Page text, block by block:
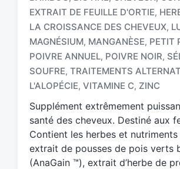
T
a
g
e
d
w
t
h
EXTRAIT DE FEUILLE D'ORTIE,
LA CROISSANCE DES CHEVEUX,
MAGNÉSIUM, MANGANÈSE, PETIT
POIVRE ANNUEL, POIVRE NOIR,
SOUFRE, TRAITEMENTS
L'ALOPÉCIE, VITAMINE C, ZINC
Supplément extrêmement
santé des cheveux. Destiné aux
Contient les herbes et
extrait de pousses de pois verts
(AnaGain ™), extrait d’herbe de